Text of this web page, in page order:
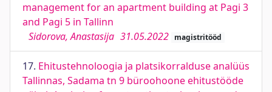
management for an apartment building at Pagi 3
and Pagi 5 in Tallinn
Sidorova, Anastasija 31.05.2022 magistritööd
17. Ehitustehnoloogia ja platsikorralduse analüüs
Tallinnas, Sadama tn 9 büroohoone ehitustööde